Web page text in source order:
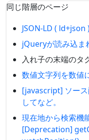
同じ階層のページ
JSON-LD (
jQueryが読み込ま
入れ子の末端のタ
数値文字列を数値
[javascript] ソース
してなど。
現在地から検索機
[Deprecation]